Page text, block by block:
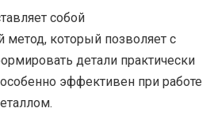
собой
метод, который позволяет с
детали практически
эффективен при работе